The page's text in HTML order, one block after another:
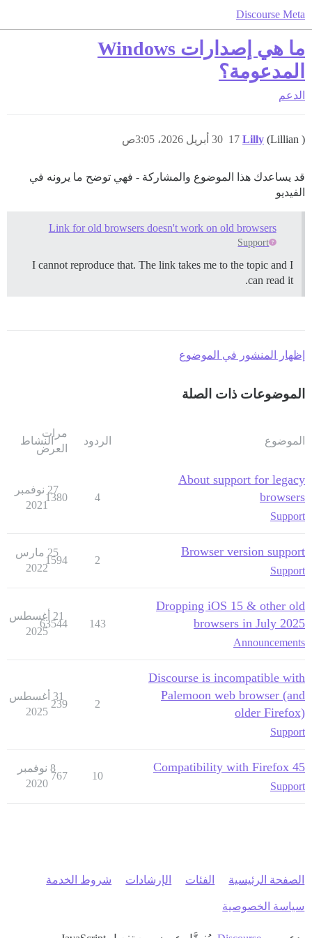
Discourse Meta
ما هي إصدارات Windows
المدعومة؟
الدعم
Lilly (Lillian ) 30 أبريل 2026، 3:05ص 17
قد يساعدك هذا الموضوع والمشاركة - فهي توضح ما يرونه في
الفيديو
Link for old browsers doesn't work on old browsers
Support
I cannot reproduce that. The link takes me to the topic and I
can read it.
إظهار المنشور في الموضوع
الموضوعات ذات الصلة
الموضوع الردود
مرات
العرض
النشاط
About support for legacy
browsers
Support
4
1380
27 نوفمبر
2021
Browser version support
Support
2
1594
25 مارس
2022
Dropping iOS 15 & other old
browsers in July 2025
Announcements
143
63544
21 أغسطس
2025
Discourse is incompatible with
Palemoon web browser (and
older Firefox)
Support
2
239
31 أغسطس
2025
Compatibility with Firefox 45
Support
10
767
8 نوفمبر
2020
الصفحة الرئيسية الفئات الإرشادات شروط الخدمة
سياسة الخصوصية